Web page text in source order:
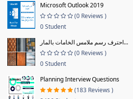
Microsoft Outlook 2019
(0 Reviews )
0 Student
احترف رسم ملامس الخامات بالمار...
(0 Reviews )
0 Student
Planning Interview Questions
(183 Reviews )